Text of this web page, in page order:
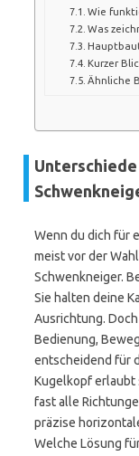
Wie
Was
Kurzer
Ähnliche
Wenn du dich für
meist vor der
Schwenkneiger.
Sie halten deine
Ausrichtung.
Bedienung,
entscheidend für
Kugelkopf
fast alle
präzise
Welche Lösung